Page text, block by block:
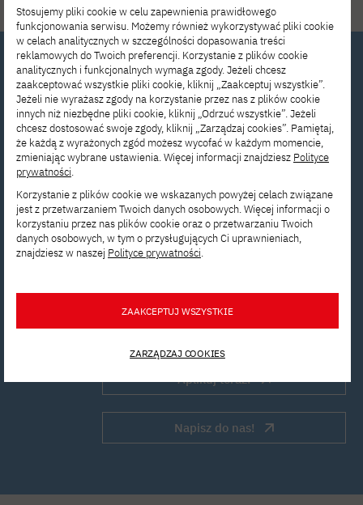
Zainteresowany
studiami? Skontaktuj
się z nami!
Skontaktuj się z Działem
Rekrutacji, aby
otrzymać odpowiedzi
rekrutacja@pja.edu.pl
Aplikuj teraz!
Napisz do nas!
Stosujemy pliki cookie w celu zapewnienia prawidłowego
funkcjonowania serwisu. Możemy również wykorzystywać pliki cookie
w celach analitycznych w szczególności dopasowania treści
reklamowych do Twoich preferencji. Korzystanie z plików cookie
analitycznych i funkcjonalnych wymaga zgody. Jeżeli chcesz
zaakceptować wszystkie pliki cookie, kliknij „Zaakceptuj wszystkie”.
Jeżeli nie wyrażasz zgody na korzystanie przez nas z plików cookie
innych niż niezbędne pliki cookie, kliknij „Odrzuć wszystkie”. Jeżeli
chcesz dostosować swoje zgody, kliknij „Zarządzaj cookies”. Pamiętaj,
że każdą z wyrażonych zgód możesz wycofać w każdym momencie,
zmieniając wybrane ustawienia. Więcej informacji znajdziesz Polityce
prywatności.
Korzystanie z plików cookie we wskazanych powyżej celach związane
jest z przetwarzaniem Twoich danych osobowych. Więcej informacji o
korzystaniu przez nas plików cookie oraz o przetwarzaniu Twoich
danych osobowych, w tym o przysługujących Ci uprawnieniach,
znajdziesz w naszej Polityce prywatności.
ZAAKCEPTUJ WSZYSTKIE
ZARZĄDZAJ COOKIES